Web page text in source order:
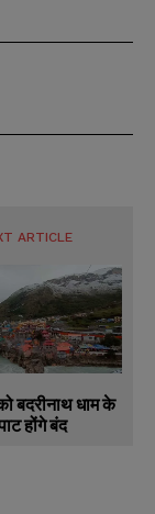
ARTICLE
बदरीनाथ धाम के
होंगे बंद